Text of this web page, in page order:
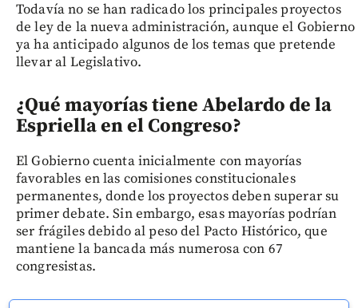
Todavía no se han radicado los principales proyectos
de ley de la nueva administración, aunque el Gobierno
ya ha anticipado algunos de los temas que pretende
llevar al Legislativo.
¿Qué mayorías tiene Abelardo de la
Espriella en el Congreso?
El Gobierno cuenta inicialmente con mayorías
favorables en las comisiones constitucionales
permanentes, donde los proyectos deben superar su
primer debate. Sin embargo, esas mayorías podrían
ser frágiles debido al peso del Pacto Histórico, que
mantiene la bancada más numerosa con 67
congresistas.